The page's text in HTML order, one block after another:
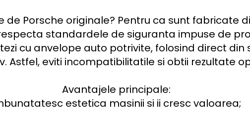
de Porsche originale? Pentru ca sunt fabricate
standardele de siguranta impuse de
cu anvelope auto potrivite, folosind direct din
Astfel, eviti incompatibilitatile si obtii rezultate
Avantajele principale:
estetica masinii si ii cresc valoarea;